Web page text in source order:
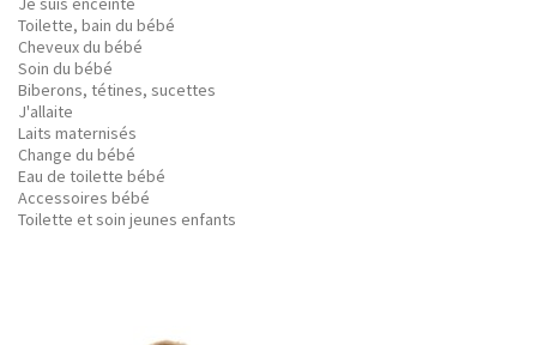
Toilette, bain du bébé
Cheveux du bébé
Soin du bébé
Biberons, tétines, sucettes
J'allaite
Laits maternisés
Change du bébé
Eau de toilette bébé
Accessoires bébé
Toilette et soin jeunes enfants